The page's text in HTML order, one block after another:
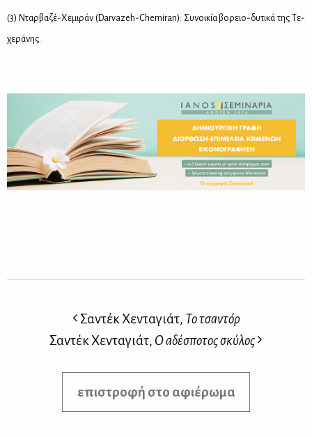
(3) Νταρ­βα­ζέ-Χε­μι­ράν (Darvazeh-Chemiran): Συ­νοι­κία βο­ρειο-δυ­τι­κά της Τε­
χε­ρά­νης.
Σαντέκ Χενταγιάτ, Το τσαντόρ
Σαντέκ Χενταγιάτ, Ο αδέσποτος σκύλος
επιστροφή στο αφιέρωμα